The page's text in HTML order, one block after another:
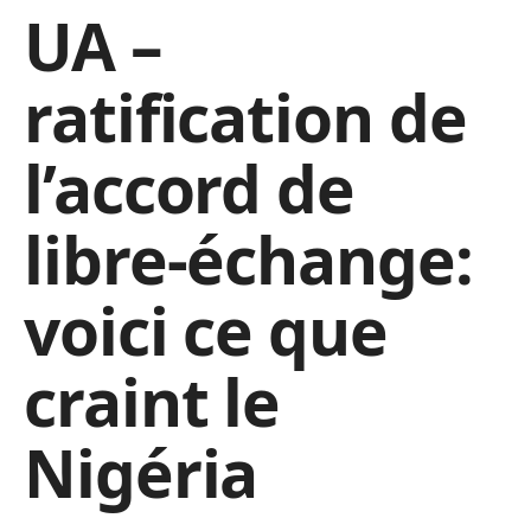
UA –
ratification de
l’accord de
libre-échange:
voici ce que
craint le
Nigéria